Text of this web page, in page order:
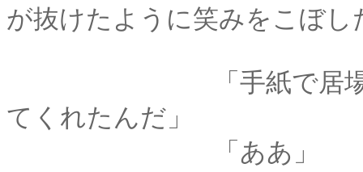
が抜けたように笑みをこぼし
「手紙で居場所がわ
てくれたんだ」
「ああ」